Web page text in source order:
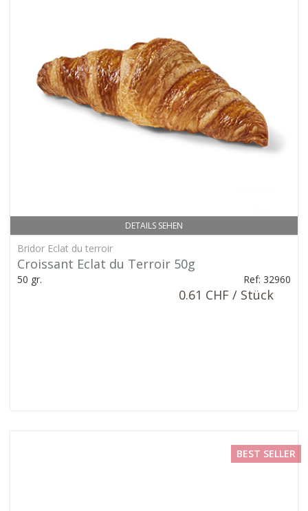
DETAILS SEHEN
Bridor Eclat du terroir
Croissant Eclat du Terroir 50g
50 gr. Ref: 32960
0.61 CHF / Stück
BEST SELLER